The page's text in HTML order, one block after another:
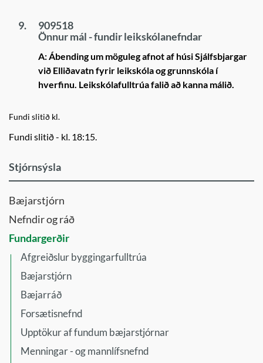
9.
909518
Önnur mál - fundir leikskólanefndar
A: Ábending um möguleg afnot af húsi Sjálfsbjargar
við Elliðavatn fyrir leikskóla og grunnskóla í
hverfinu. Leikskólafulltrúa falið að kanna málið.
Fundi slitið kl.
Fundi slitið - kl. 18:15.
Stjórnsýsla
Bæjarstjórn
Nefndir og ráð
Fundargerðir
Afgreiðslur byggingarfulltrúa
Bæjarstjórn
Bæjarráð
Forsætisnefnd
Upptökur af fundum bæjarstjórnar
Menningar - og mannlífsnefnd